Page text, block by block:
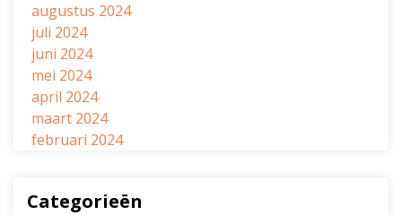
augustus 2024
juli 2024
juni 2024
mei 2024
april 2024
maart 2024
februari 2024
Categorieën